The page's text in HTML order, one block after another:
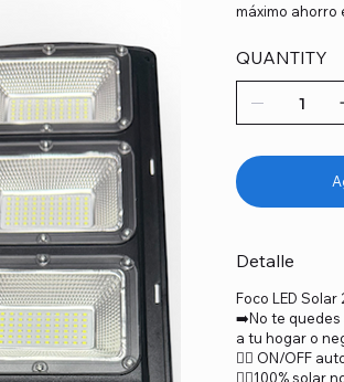
máximo ahorro
QUANTITY
Detalle
Foco LED
➡️No te quedes
a tu hogar o
👉🏼 ON/OFF
👉🏼100%